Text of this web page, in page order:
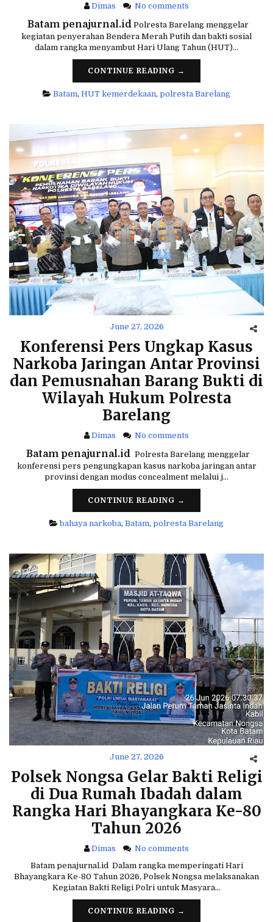
Dimas No comments
Batam penajurnal.id Polresta Barelang menggelar
kegiatan penyerahan Bendera Merah Putih dan bakti sosial
dalam rangka menyambut Hari Ulang Tahun (HUT)…
CONTINUE READING →
Batam, HUT kemerdekaan, polresta Barelang
June 27, 2026
Konferensi Pers Ungkap Kasus
Narkoba Jaringan Antar Provinsi
dan Pemusnahan Barang Bukti di
Wilayah Hukum Polresta
Barelang
Dimas No comments
Batam penajurnal.id Polresta Barelang menggelar
konferensi pers pengungkapan kasus narkoba jaringan antar
provinsi dengan modus concealment melalui j…
CONTINUE READING →
bahaya narkoba, Batam, polresta Barelang
June 27, 2026
Polsek Nongsa Gelar Bakti Religi
di Dua Rumah Ibadah dalam
Rangka Hari Bhayangkara Ke-80
Tahun 2026
Dimas
No comments
Batam penajurnal.id Dalam rangka memperingati Hari
Bhayangkara Ke-80 Tahun 2026, Polsek Nongsa melaksanakan
Kegiatan Bakti Religi Polri untuk Masyara…
CONTINUE READING →